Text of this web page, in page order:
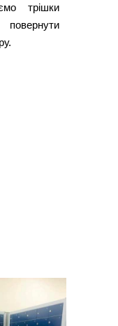
трішки